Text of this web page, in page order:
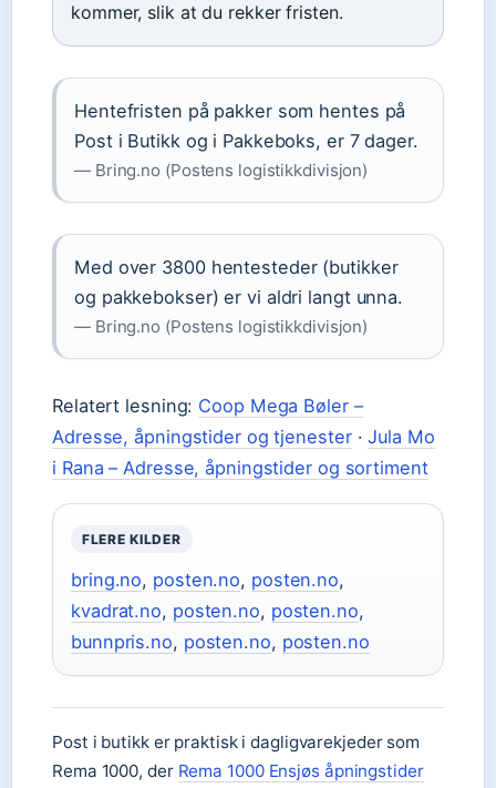
kommer, slik at du rekker fristen.
Hentefristen på pakker som hentes på
Post i Butikk og i Pakkeboks, er 7 dager.
— Bring.no (Postens logistikkdivisjon)
Med over 3800 hentesteder (butikker
og pakkebokser) er vi aldri langt unna.
— Bring.no (Postens logistikkdivisjon)
Relatert lesning: Coop Mega Bøler –
Adresse, åpningstider og tjenester·Jula Mo
i Rana – Adresse, åpningstider og sortiment
FLERE KILDER
bring.no, posten.no, posten.no,
kvadrat.no, posten.no, posten.no,
bunnpris.no, posten.no, posten.no
Post i butikk er praktisk i dagligvarekjeder som
Rema 1000, der Rema 1000 Ensjøs åpningstider